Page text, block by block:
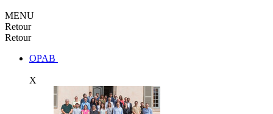
MENU
Retour
Retour
OPAB
X